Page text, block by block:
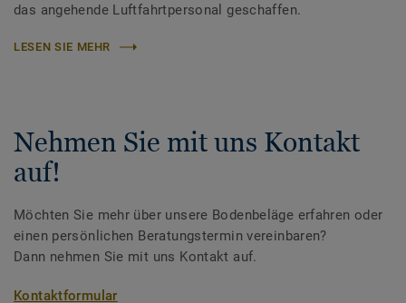
das angehende Luftfahrtpersonal geschaffen.
LESEN SIE MEHR
Nehmen Sie mit uns Kontakt
auf!
Möchten Sie mehr über unsere Bodenbeläge erfahren oder
einen persönlichen Beratungstermin vereinbaren?
Dann nehmen Sie mit uns Kontakt auf.
Kontaktformular